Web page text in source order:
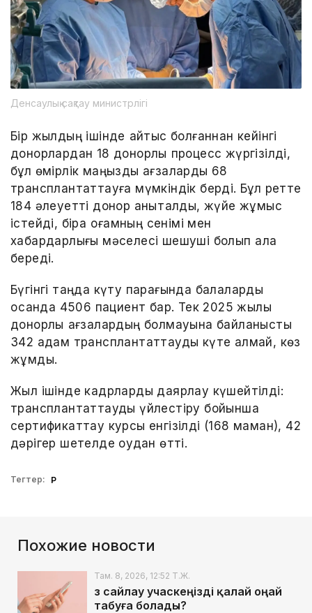
Денсаулық сақтау министрлігі
Бір жылдың ішінде қайтыс болғаннан кейінгі
донорлардан 18 донорлық процесс жүргізілді,
бұл өмірлік маңызды ағзаларды 68
трансплантаттауға мүмкіндік берді. Бұл ретте
184 әлеуетті донор анықталды, жүйе жұмыс
істейді, бірақ қоғамның сенімі мен
хабардарлығы мәселесі шешуші болып қала
береді.
Бүгінгі таңда күту парағында балаларды
қосқанда 4506 пациент бар. Тек 2025 жылы
донорлық ағзалардың болмауына байланысты
342 адам трансплантаттауды күте алмай, көз
жұмды.
Жыл ішінде кадрларды даярлау күшейтілді:
трансплантаттауды үйлестіру бойынша
сертификаттау курсы енгізілді (168 маман), 42
дәрігер шетелде оқудан өтті.
Тегтер: ҚР
Похожие новости
Там. 8, 2026, 12:52 Т.Ж.
Өз сайлау учаскеңізді қалай оңай
табуға болады?